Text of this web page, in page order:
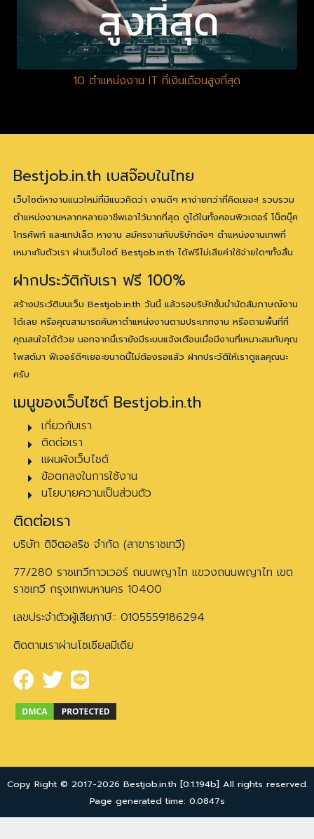
10 ตำแหน่งงาน IT ที่เงินเดือนสูงที่สุด
Bestjob.in.th เบสจ๊อบในไทย
เว็บไซต์หางานแนวใหม่ที่มีแนวคิดว่า งานดีๆ หาง่ายกว่าที่คิดเยอะ! รวบรวม
ตำแหน่งงานหลากหลายอาชีพเอาไว้มากที่สุด ดูได้ในทั้งคอมพิวเตอร์ โน็ตบุ๊ค
โทรศัพท์ และแทปเล็ต หางาน สมัครงานกับบริษัทดังๆ ตำแหน่งงานเทพที่
เหมาะกับตัวเรา ผ่านเว็บไซต์ Bestjob.in.th ได้ฟรีไม่เสียค่าใช้จ่ายใดๆทั้งสิ้น
ฝากประวัติกับเรา ฟรี 100%
สร้างประวัติบนเว็บ Bestjob.in.th วันนี้ แล้วรอบริษัทชั้นนำนัดสัมภาษณ์งาน
ได้เลย หรือคุณสามารถค้นหาตำแหน่งงานตามประเภทงาน หรือตามพื้นที่ที่
คุณสนใจได้ด้วย นอกจากนี้เรายังมีระบบแจ้งเตือนเมื่อมีงานที่เหมาะสมกับคุณ
โพสต์มา ฟีเจอร์ดีๆเยอะขนาดนี้ไม่ต้องรอแล้ว ฝากประวัติให้เราดูแลคุณนะ
ครับ
เมนูของเว็บไซต์ Bestjob.in.th
เกี่ยวกับเรา
ติดต่อเรา
แผนผังเว็บไซต์
ข้อตกลงในการใช้งาน
นโยบายความเป็นส่วนตัว
ติดต่อเรา
บริษัท ดิจิตอลริช จำกัด (สาขาราชเทวี)
77/280 ราชเทวีทาวเวอร์ ถนนพญาไท แขวงถนนพญาไท เขต
ราชเทวี กรุงเทพมหานคร 10400
เลขประจำตัวผู้เสียภาษี:: 0105559186294
ติดตามเราผ่านโซเชียลมีเดีย
Copy Right © 2017-2026 Bestjob.in.th [0.1.194b] All rights reserved.
Page generated time: 0.0847s